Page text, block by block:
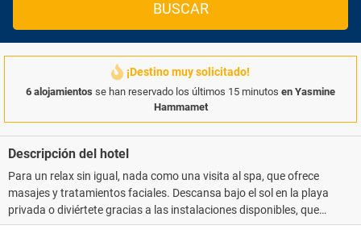
BUSCAR
¡Destino muy solicitado!
6 alojamientos se han reservado los últimos 15 minutos en Yasmine
Hammamet
Descripción del hotel
Para un relax sin igual, nada como una visita al spa, que ofrece
masajes y tratamientos faciales. Descansa bajo el sol en la playa
privada o diviértete gracias a las instalaciones disponibles, que
incluyen una piscina al aire libre y una piscina cubierta.. Tendrás